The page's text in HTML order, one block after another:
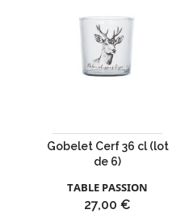
Gobelet Cerf 36 cl (lot
de 6)
TABLE PASSION
Prix
27,00 €